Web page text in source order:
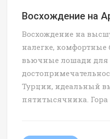
Восхождение на
Восхождение на
налегке, комфортные
вьючные лошади для
Турции, идеальный
пятитысячника. Гора